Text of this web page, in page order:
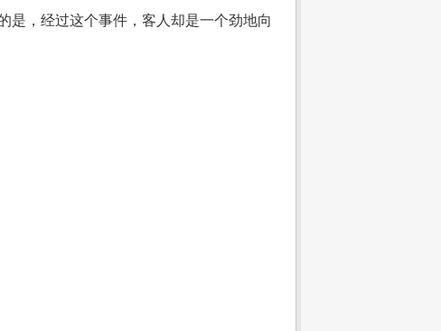
是，经过这个事件，客人却是一个劲地向